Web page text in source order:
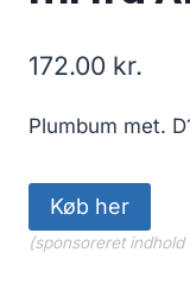
172.00 kr.
Plumbum met.
Køb her
(sponsoreret